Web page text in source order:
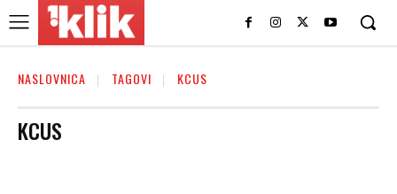
NASLOVNICA TAGOVI KCUS
KCUS